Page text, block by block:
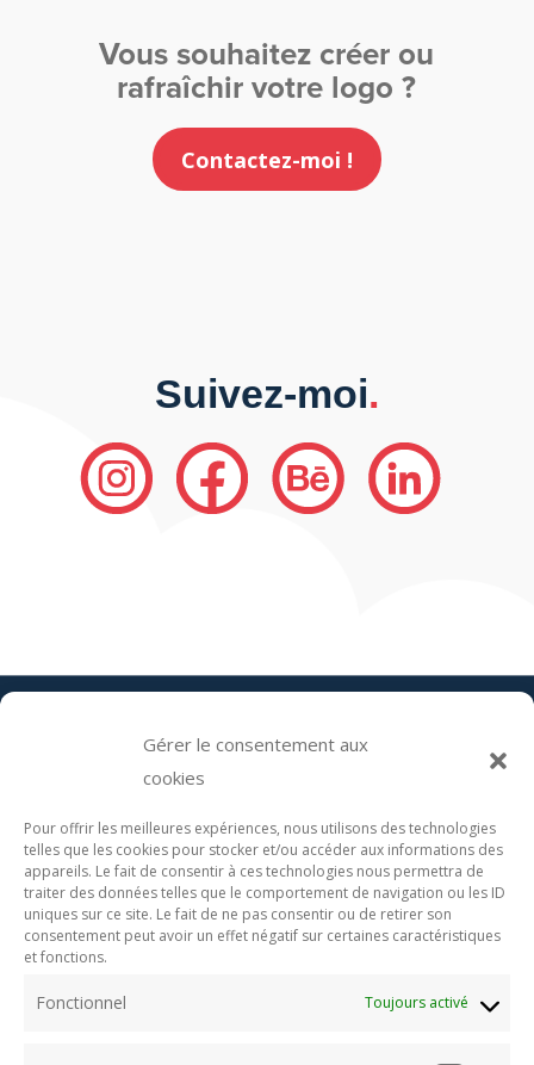
Gérer le consentement aux
cookies
Pour offrir les meilleures expériences, nous utilisons des technologies
telles que les cookies pour stocker et/ou accéder aux informations des
appareils. Le fait de consentir à ces technologies nous permettra de
traiter des données telles que le comportement de navigation ou les ID
uniques sur ce site. Le fait de ne pas consentir ou de retirer son
consentement peut avoir un effet négatif sur certaines caractéristiques
et fonctions.
Fonctionnel Toujours activé
Vous souhaitez créer ou
rafraîchir votre logo ?
Contactez-moi !
Suivez-moi.
Accueil
Direction artistique et